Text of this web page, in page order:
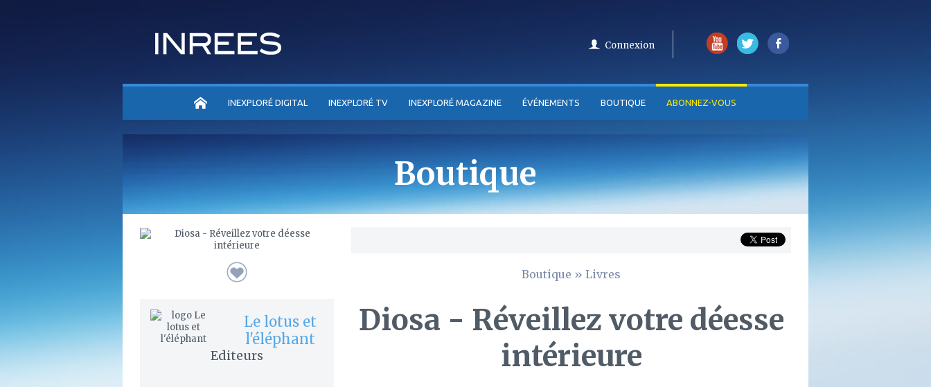
Connexion
ACCUEILINEXPLORÉ DIGITAL INEXPLORÉ TV INEXPLORÉ MAGAZINE ÉVÉNEMENTS BOUTIQUE ABONNEZ-VOUS
Boutique
Le lotus et
l'éléphant
Editeurs
Boutique » Livres
Diosa - Réveillez votre déesse
intérieure